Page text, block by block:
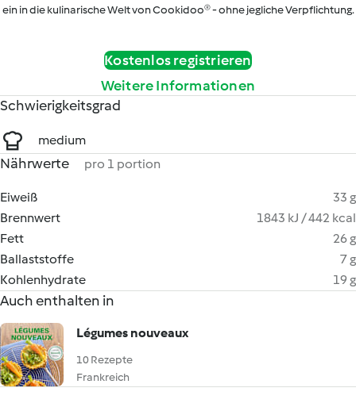
ein in die kulinarische Welt von Cookidoo® - ohne jegliche Verpflichtung.
Kostenlos registrieren
Weitere Informationen
Schwierigkeitsgrad
medium
Nährwerte pro 1 portion
Eiweiß
33 g
Brennwert
1843 kJ / 442 kcal
Fett
26 g
Ballaststoffe
7 g
Kohlenhydrate
19 g
Auch enthalten in
Légumes nouveaux
10 Rezepte
Frankreich